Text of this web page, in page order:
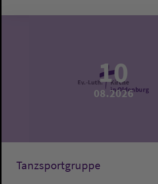
10
08.2026
Tanzsportgruppe